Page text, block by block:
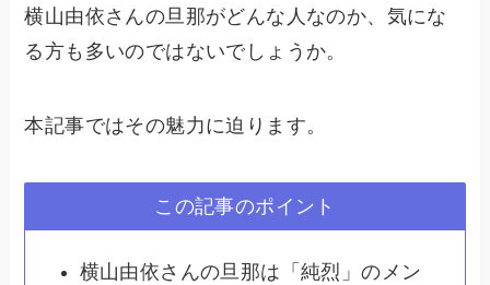
横山由依さんの旦那がどんな人なのか、気にな
る方も多いのではないでしょうか。
本記事ではその魅力に迫ります。
この記事のポイント
横山由依さんの旦那は「純烈」のメン